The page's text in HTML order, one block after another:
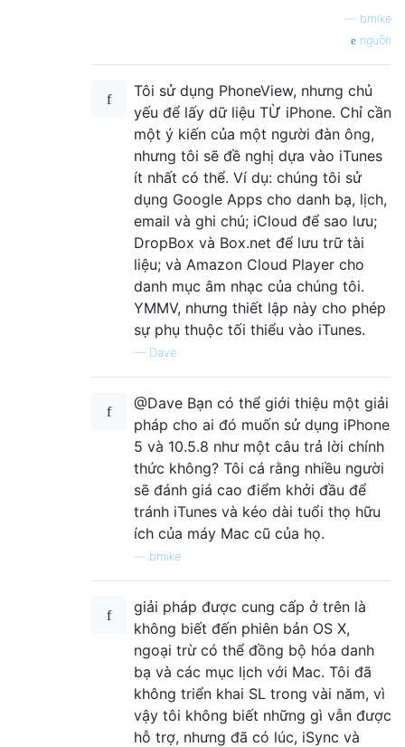
bmike
nguồn
Tôi sử dụng PhoneView, nhưng chủ
yếu để lấy dữ liệu TỪ iPhone. Chỉ cần
một ý kiến ​​của một người đàn ông,
nhưng tôi sẽ đề nghị dựa vào iTunes
ít nhất có thể. Ví dụ: chúng tôi sử
dụng Google Apps cho danh bạ, lịch,
email và ghi chú; iCloud để sao lưu;
DropBox và Box.net để lưu trữ tài
liệu; và Amazon Cloud Player cho
danh mục âm nhạc của chúng tôi.
YMMV, nhưng thiết lập này cho phép
sự phụ thuộc tối thiểu vào iTunes.
— Dave
@Dave Bạn có thể giới thiệu một giải
pháp cho ai đó muốn sử dụng iPhone
5 và 10.5.8 như một câu trả lời chính
thức không? Tôi cá rằng nhiều người
sẽ đánh giá cao điểm khởi đầu để
tránh iTunes và kéo dài tuổi thọ hữu
ích của máy Mac cũ của họ.
bmike
giải pháp được cung cấp ở trên là
không biết đến phiên bản OS X,
ngoại trừ có thể đồng bộ hóa danh
bạ và các mục lịch với Mac. Tôi đã
không triển khai SL trong vài năm, vì
vậy tôi không biết những gì vẫn được
hỗ trợ, nhưng đã có lúc, iSync và